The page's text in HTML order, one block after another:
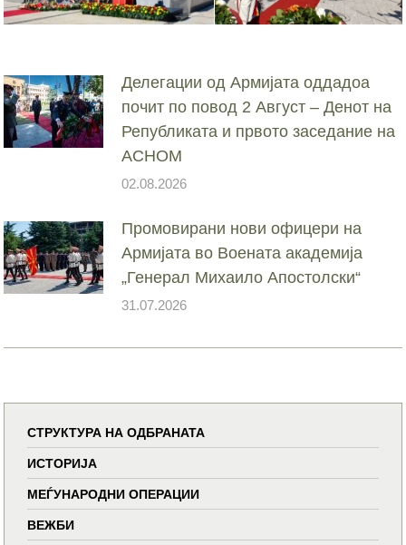
Делегации од Армијата оддадоа
почит по повод 2 Август – Денот на
Републиката и првото заседание на
АСНОМ
02.08.2026
Промовирани нови офицери на
Армијата во Воената академија
„Генерал Михаило Апостолски“
31.07.2026
СТРУКТУРА НА ОДБРАНАТА
ИСТОРИЈА
МЕЃУНАРОДНИ ОПЕРАЦИИ
ВЕЖБИ